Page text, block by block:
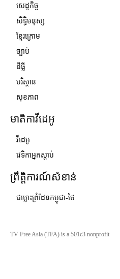
សេដ្ឋកិច្ច
សិទ្ធិមនុស្ស
ខ្មែរក្រោម
ច្បាប់
ដីធ្លី
បរិស្ថាន
សុខភាព
មាតិកាវីដេអូ
វីដេអូ
វេទិកាអ្នកស្ដាប់
ព្រឹត្តិការណ៍សំខាន់
ជម្លោះព្រំដែនកម្ពុជា-ថៃ
TV Free Asia (TFA) is a 501c3 nonprofit